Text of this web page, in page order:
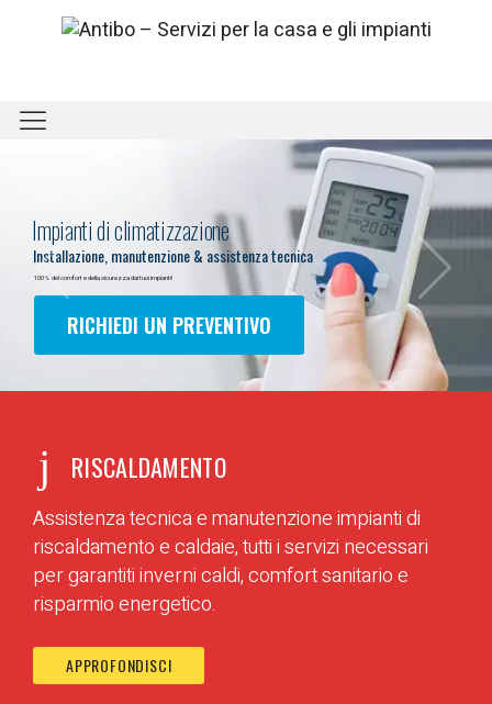
Impianti di climatizzazione
Installazione, manutenzione & assistenza tecnica
100% del comfort e della sicurezza dai tuoi impianti!
RICHIEDI UN PREVENTIVO
RISCALDAMENTO
Assistenza tecnica e manutenzione impianti di
riscaldamento e caldaie, tutti i servizi necessari
per garantiti inverni caldi, comfort sanitario e
risparmio energetico.
APPROFONDISCI